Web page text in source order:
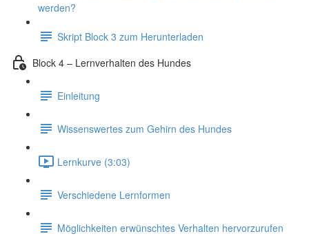
werden?
Skript Block 3 zum Herunterladen
Block 4 – Lernverhalten des Hundes
Einleitung
Wissenswertes zum Gehirn des Hundes
Lernkurve (3:03)
Verschiedene Lernformen
Möglichkeiten erwünschtes Verhalten hervorzurufen